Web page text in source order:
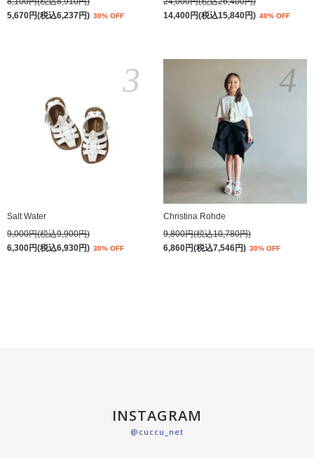
5,670円(税込6,237円) 30% OFF
14,400円(税込15,840円) 40% OFF
Salt Water
9,000円(税込9,900円)
6,300円(税込6,930円) 30% OFF
3
Christina Rohde
9,800円(税込10,780円)
6,860円(税込7,546円) 30% OFF
4
INSTAGRAM
@cuccu_net